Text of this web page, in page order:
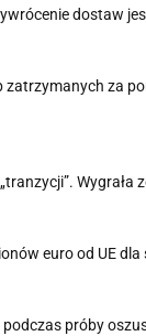
dostaw
zatrzymanych za
Wygrała
euro od UE
próby